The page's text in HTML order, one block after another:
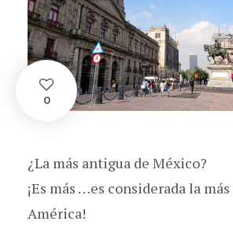
0
¿La más antigua de México?
¡Es más …es considerada la
América!